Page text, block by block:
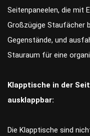
Seitenpaneelen, die mit
Großzügige Staufächer
Gegenstände, und
Stauraum für eine
Klapptische in der
ausklappbar:
Die Klapptische sind